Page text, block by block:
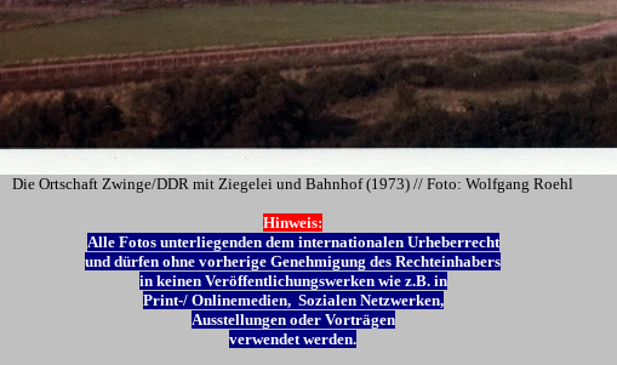
Die Ortschaft Zwinge/DDR mit Ziegelei und Bahnhof (1973) // Foto: Wolfgang Roehl
Hinweis:
AlleFotos unterliegenden dem internationalen Urheberrecht
und dürfen ohne vorherige Genehmigung des Rechteinhabers
in keinen Veröffentlichungswerken wie z.B. in
Print-/ Onlinemedien, Sozialen Netzwerken,
Ausstellungen oder Vorträgen
verwendet werden.